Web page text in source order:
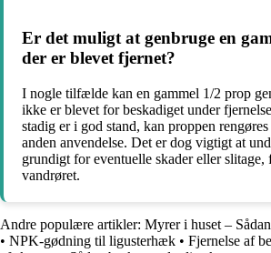
Er det muligt at genbruge en
der er blevet fjernet?
I nogle tilfælde kan en gammel 1/2 prop
ikke er blevet for beskadiget under
stadig er i god stand, kan proppen
anden anvendelse. Det er dog vigtigt at
grundigt for eventuelle skader eller slitage,
vandrøret.
Andre populære artikler: Myrer i huset –
• NPK-gødning til ligusterhæk • Fjernelse af